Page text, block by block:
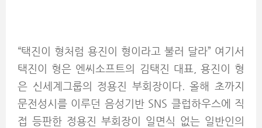
“택진이 형처럼 용진이 형이라고 불러 달라” 여기서
택진이 형은 엔씨소프트의 김택진 대표, 용진이 형
은 신세계그룹의 정용진 부회장이다. 올해 초까지
문전성시를 이루던 음성기반 SNS 클럽하우스에 직
접 등판한 정용진 부회장이 일면식 없는 일반인의